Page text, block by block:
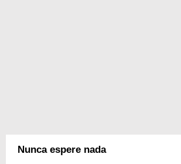
Nunca espere nada